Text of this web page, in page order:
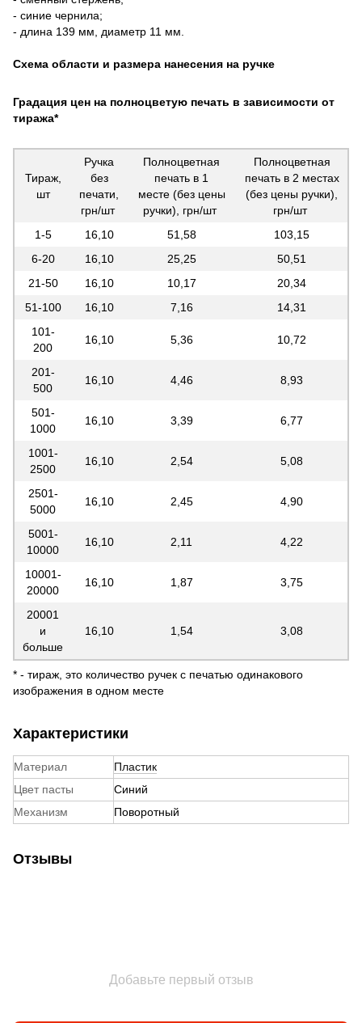
- синие чернила;
- длина 139 мм, диаметр 11 мм.
Схема области и размера нанесения на ручке
Градация цен на полноцветую печать в зависимости от
тиража*
Тираж,
шт
Ручка
без
печати,
грн/шт
Полноцветная
печать в 1
месте (без цены
ручки), грн/шт
Полноцветная
печать в 2 местах
(без цены ручки),
грн/шт
1-5
16,10 51,58
103,15
6-20
16,10 25,25
50,51
21-50
16,10 10,17
20,34
51-100
16,10 7,16
14,31
101-
200
16,10 5,36 10,72
201-
500
16,10 4,46 8,93
501-
1000
16,10 3,39 6,77
1001-
2500
16,10 2,54 5,08
2501-
5000
16,10 2,45 4,90
5001-
10000
16,10 2,11 4,22
10001-
20000
16,10 1,87 3,75
20001
и
больше
16,10 1,54 3,08
* - тираж, это количество ручек с печатью одинакового
изображения в одном месте
Характеристики
Материал
Пластик
Цвет пасты
Синий
Механизм
Поворотный
Отзывы
Добавьте первый отзыв